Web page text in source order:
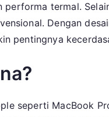
termal.
Dengan
pentingnya
seperti MacBook